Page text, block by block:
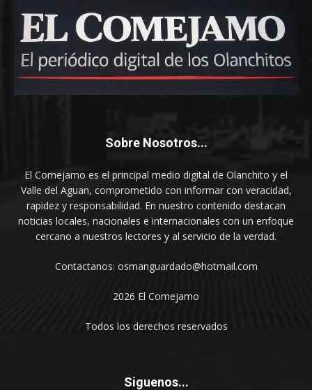
Sobre Nosotros...
El Comejamo es el principal medio digital de Olanchito y el
Valle del Aguan, comprometido con informar con veracidad,
rapidez y responsabilidad. En nuestro contenido destacan
noticias locales, nacionales e internacionales con un enfoque
cercano a nuestros lectores y al servicio de la verdad.
Contactanos: osmanguardado@hotmail.com
2026 El Comejamo
Todos los derechos reservados
Siguenos...